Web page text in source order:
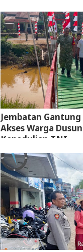
Jembatan
Akses Warga
Kepedulian TNI